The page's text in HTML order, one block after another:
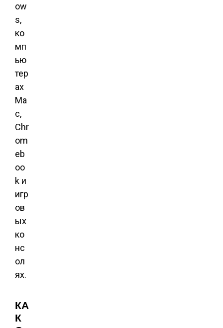
ow
s,
ко
мп
ью
тер
ах
Ma
c,
Chr
om
eb
oo
k и
игр
ов
ых
ко
нс
ол
ях.
КА
К